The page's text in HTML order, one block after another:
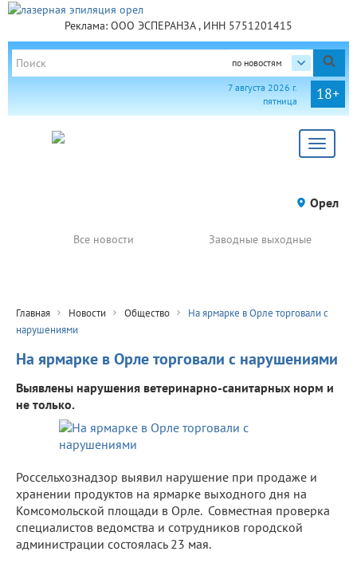
Реклама: ООО ЭСПЕРАНЗА , ИНН 5751201415
по новостям
18+
7 августа 2026 г.
пятница
Toggle
Орел
Все новости Заводные выходные
Главная Новости Общество
На ярмарке в Орле торговали с
нарушениями
На ярмарке в Орле торговали с нарушениями
Выявлены нарушения ветеринарно-санитарных норм и
не только.
Россельхознадзор выявил нарушение при продаже и
хранении продуктов на ярмарке выходного дня на
Комсомольской площади в Орле. Совместная проверка
специалистов ведомства и сотрудников городской
администрации состоялась 23 мая.